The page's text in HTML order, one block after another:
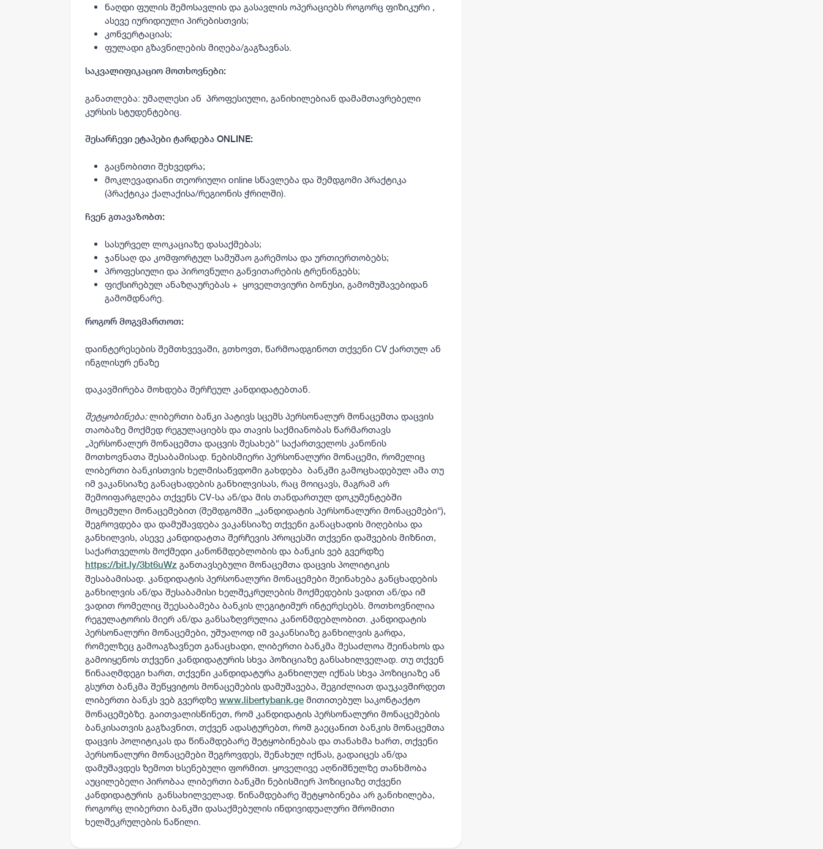
ნაღდი ფულის შემოსავლის და გასავლის ოპერაციებს როგორც ფიზიკური ,
ასევე იურიდიული პირებისთვის;
კონვერტაციას;
ფულადი გზავნილების მიღება/გაგზავნას.
საკვალიფიკაციო მოთხოვნები:
განათლება: უმაღლესი ან პროფესიული, განიხილებიან დამამთავრებელი
კურსის სტუდენტებიც.
შესარჩევი ეტაპები ტარდება ONLINE:
გაცნობითი შეხვედრა;
მოკლევადიანი თეორიული online სწავლება და შემდგომი პრაქტიკა
(პრაქტიკა ქალაქისა/რეგიონის ჭრილში).
ჩვენ გთავაზობთ:
სასურველ ლოკაციაზე დასაქმებას;
ჯანსაღ და კომფორტულ სამუშაო გარემოსა და ურთიერთობებს;
პროფესიული და პიროვნული განვითარების ტრენინგებს;
ფიქსირებულ ანაზღაურებას + ყოველთვიური ბონუსი, გამომუშავებიდან
გამომდნარე.
როგორ მოგვმართოთ:
დაინტერესების შემთხვევაში, გთხოვთ, წარმოადგინოთ თქვენი CV ქართულ ან
ინგლისურ ენაზე
დაკავშირება მოხდება შერჩეულ კანდიდატებთან.
შეტყობინება:ლიბერთი ბანკი პატივს სცემს პერსონალურ მონაცემთა დაცვის
თაობაზე მოქმედ რეგულაციებს და თავის საქმიანობას წარმართავს
„პერსონალურ მონაცემთა დაცვის შესახებ“ საქართველოს კანონის
მოთხოვნათა შესაბამისად. ნებისმიერი პერსონალური მონაცემი, რომელიც
ლიბერთი ბანკისთვის ხელმისაწვდომი გახდება ბანკში გამოცხადებულ ამა თუ
იმ ვაკანსიაზე განაცხადების განხილვისას, რაც მოიცავს, მაგრამ არ
შემოიფარგლება თქვენს CV-სა ან/და მის თანდართულ დოკუმენტებში
მოცემული მონაცემებით (შემდგომში „კანდიდატის პერსონალური მონაცემები“),
შეგროვდება და დამუშავდება ვაკანსიაზე თქვენი განაცხადის მიღებისა და
განხილვის, ასევე კანდიდატთა შერჩევის პროცესში თქვენი დაშვების მიზნით,
საქართველოს მოქმედი კანონმდებლობის და ბანკის ვებ გვერდზე
https://bit.ly/3bt6uWz განთავსებული მონაცემთა დაცვის პოლიტიკის
შესაბამისად. კანდიდატის პერსონალური მონაცემები შეინახება განცხადების
განხილვის ან/და შესაბამისი ხელშეკრულების მოქმედების ვადით ან/და იმ
ვადით რომელიც შეესაბამება ბანკის ლეგიტიმურ ინტერესებს. მოთხოვნილია
რეგულატორის მიერ ან/და განსაზღვრულია კანონმდებლობით. კანდიდატის
პერსონალური მონაცემები, უშუალოდ იმ ვაკანსიაზე განხილვის გარდა,
რომელზეც გამოაგზავნეთ განაცხადი, ლიბერთი ბანკმა შესაძლოა შეინახოს და
გამოიყენოს თქვენი კანდიდატურის სხვა პოზიციაზე განსახილველად. თუ თქვენ
წინააღმდეგი ხართ, თქვენი კანდიდატურა განხილულ იქნას სხვა პოზიციაზე ან
გსურთ ბანკმა შეწყვიტოს მონაცემების დამუშავება, შეგიძლიათ დაუკავშირდეთ
ლიბერთი ბანკს ვებ გვერდზე www.libertybank.ge მითითებულ საკონტაქტო
მონაცემებზე. გაითვალისწინეთ, რომ კანდიდატის პერსონალური მონაცემების
ბანკისათვის გაგზავნით, თქვენ ადასტურებთ, რომ გაეცანით ბანკის მონაცემთა
დაცვის პოლიტიკას და წინამდებარე შეტყობინებას და თანახმა ხართ, თქვენი
პერსონალური მონაცემები შეგროვდეს, შენახულ იქნას, გადაიცეს ან/და
დამუშავდეს ზემოთ ხსენებული ფორმით. ყოველივე აღნიშნულზე თანხმობა
აუცილებელი პირობაა ლიბერთი ბანკში ნებისმიერ პოზიციაზე თქვენი
კანდიდატურის განსახილველად. წინამდებარე შეტყობინება არ განიხილება,
როგორც ლიბერთი ბანკში დასაქმებულის ინდივიდუალური შრომითი
ხელშეკრულების ნაწილი.